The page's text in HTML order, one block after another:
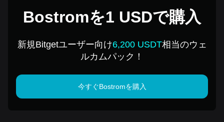
Bostromを1 USDで購入
新規Bitgetユーザー向け6,200 USDT相当のウェ
ルカムパック！
今すぐBostromを購入